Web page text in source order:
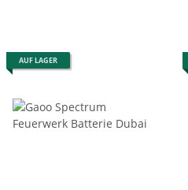
AUF LAGER